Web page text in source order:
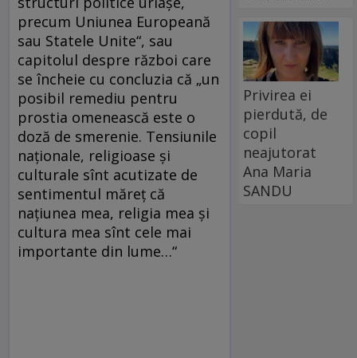
precum Uniunea Europeană
sau Statele Unite“, sau
capitolul despre război care
se încheie cu concluzia că „un
posibil remediu pentru
prostia omenească este o
doză de smerenie. Tensiunile
naționale, religioase și
culturale sînt acutizate de
sentimentul măreț că
națiunea mea, religia mea și
cultura mea sînt cele mai
importante din lume…“
Privirea ei
pierdută, de
copil
neajutorat
Ana Maria
SANDU